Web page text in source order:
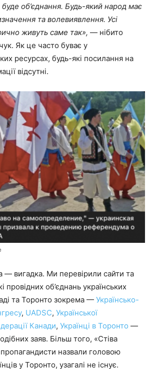
об’єднання. Будь-який народ має
та волевиявлення. Усі
живуть саме так», — нібито
Як це часто буває у
ресурсах, будь-які посилання на
відсутні.
— вигадка. Ми перевірили сайти та
провідних об’єднань українських
та Торонто зокрема — Українсько-
, UADSC, Української
Канади, Українці в Торонто —
заяв. Більш того, «Стіва
назвали головою
у Торонто, узагалі не існує.